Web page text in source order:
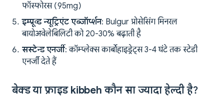
फॉस्फोरस (95mg)
इम्प्रूव्ड न्यूट्रिएंट एब्जॉर्प्शन: Bulgur प्रोसेसिंग मिनरल
बायोअवेलेबिलिटी को 20-30% बढ़ाती है
सस्टेन्ड एनर्जी: कॉम्प्लेक्स कार्बोहाइड्रेट्स 3-4 घंटे तक स्टेडी
एनर्जी देते हैं
बेक्ड या फ्राइड kibbeh कौन सा ज्यादा हेल्दी है?